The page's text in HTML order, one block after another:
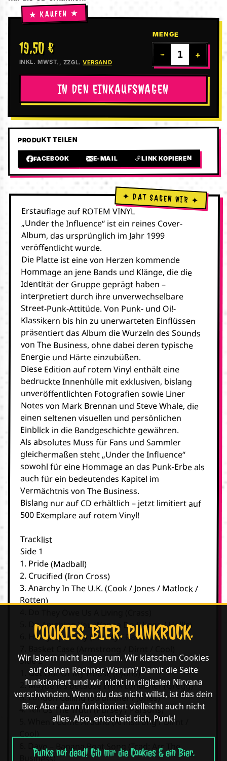
19,50 €
INKL. MWST., ZZGL.VERSAND
MENGE
− +
IN DEN EINKAUFSWAGEN
PRODUKT TEILEN
FACEBOOK E-MAIL LINK KOPIEREN
Erstauflage auf ROTEM VINYL
„Under the Influence“ ist ein reines Cover-
Album, das ursprünglich im Jahr 1999
veröffentlicht wurde.
Die Platte ist eine von Herzen kommende
Hommage an jene Bands und Klänge, die die
Identität der Gruppe geprägt haben –
interpretiert durch ihre unverwechselbare
Street-Punk-Attitüde. Von Punk- und Oi!-
Klassikern bis hin zu unerwarteten Einflüssen
präsentiert das Album die Wurzeln des Sounds
von The Business, ohne dabei deren typische
Energie und Härte einzubüßen.
Diese Edition auf rotem Vinyl enthält eine
bedruckte Innenhülle mit exklusiven, bislang
unveröffentlichten Fotografien sowie Liner
Notes von Mark Brennan und Steve Whale, die
einen seltenen visuellen und persönlichen
Einblick in die Bandgeschichte gewähren.
Als absolutes Muss für Fans und Sammler
gleichermaßen steht „Under the Influence“
sowohl für eine Hommage an das Punk-Erbe als
auch für ein bedeutendes Kapitel im
Vermächtnis von The Business.
Bislang nur auf CD erhältlich – jetzt limitiert auf
500 Exemplare auf rotem Vinyl!
Tracklist
Side 1
1. Pride (Madball)
2. Crucified (Iron Cross)
3. Anarchy In The U.K. (Cook / Jones / Matlock /
Rotten)
5. Do Anything You Wanna Do (Higgs / Hollis)
6. Hurry Up Harry (Pursey / Parsons)
Side 2
1. Get Out Of My House (Lyons)
2. Maybe It’s Because I’m A Londoner (Gregg)
3. London Calling (Strummer / Jones)
4. Tell Us The Truth (Pursey / Parsons)
5. When I Come Around (Armstrong / Dirnt /
6. Dayo – Banana Boat Song (Trad: Arr The
Business)
COOKIES. BIER. PUNKROCK.
Wir labern nicht lange rum. Wir klatschen Cookies
auf deinen Rechner. Warum? Damit die Seite
funktioniert und wir nicht im digitalen Nirvana
verschwinden. Wenn du das nicht willst, ist das dein
Bier. Aber dann funktioniert vielleicht auch nicht
alles. Also, entscheid dich, Punk!
Punks not dead! Gib mir die Cookies & ein Bier.